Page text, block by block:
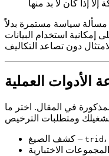
سياسة مستمرة بدلاً
استخدام البيانات
العملية
في المقال. اختر ما
كشف الصيغ – trid ،
الاختبارية